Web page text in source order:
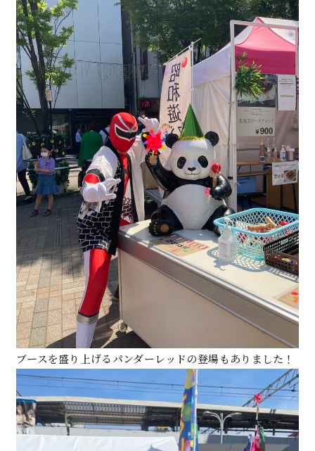
ブースを盛り上げるパンダーレッドの登場もありました！